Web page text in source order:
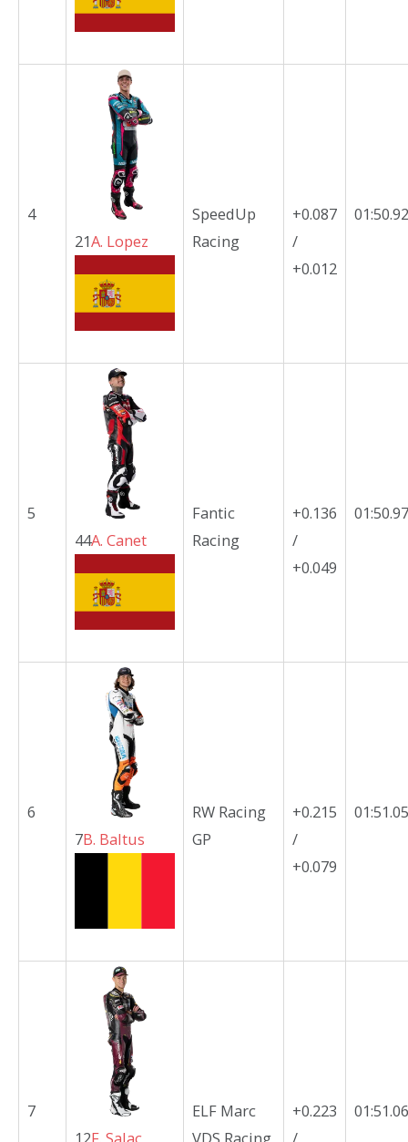
4
21A. Lopez
SpeedUp
Racing
+0.087
/
+0.012
5
44A. Canet
Fantic
Racing
+0.136
/
+0.049
6
7B. Baltus
RW Racing
GP
+0.215
/
+0.079
7
ELF Marc
+0.223